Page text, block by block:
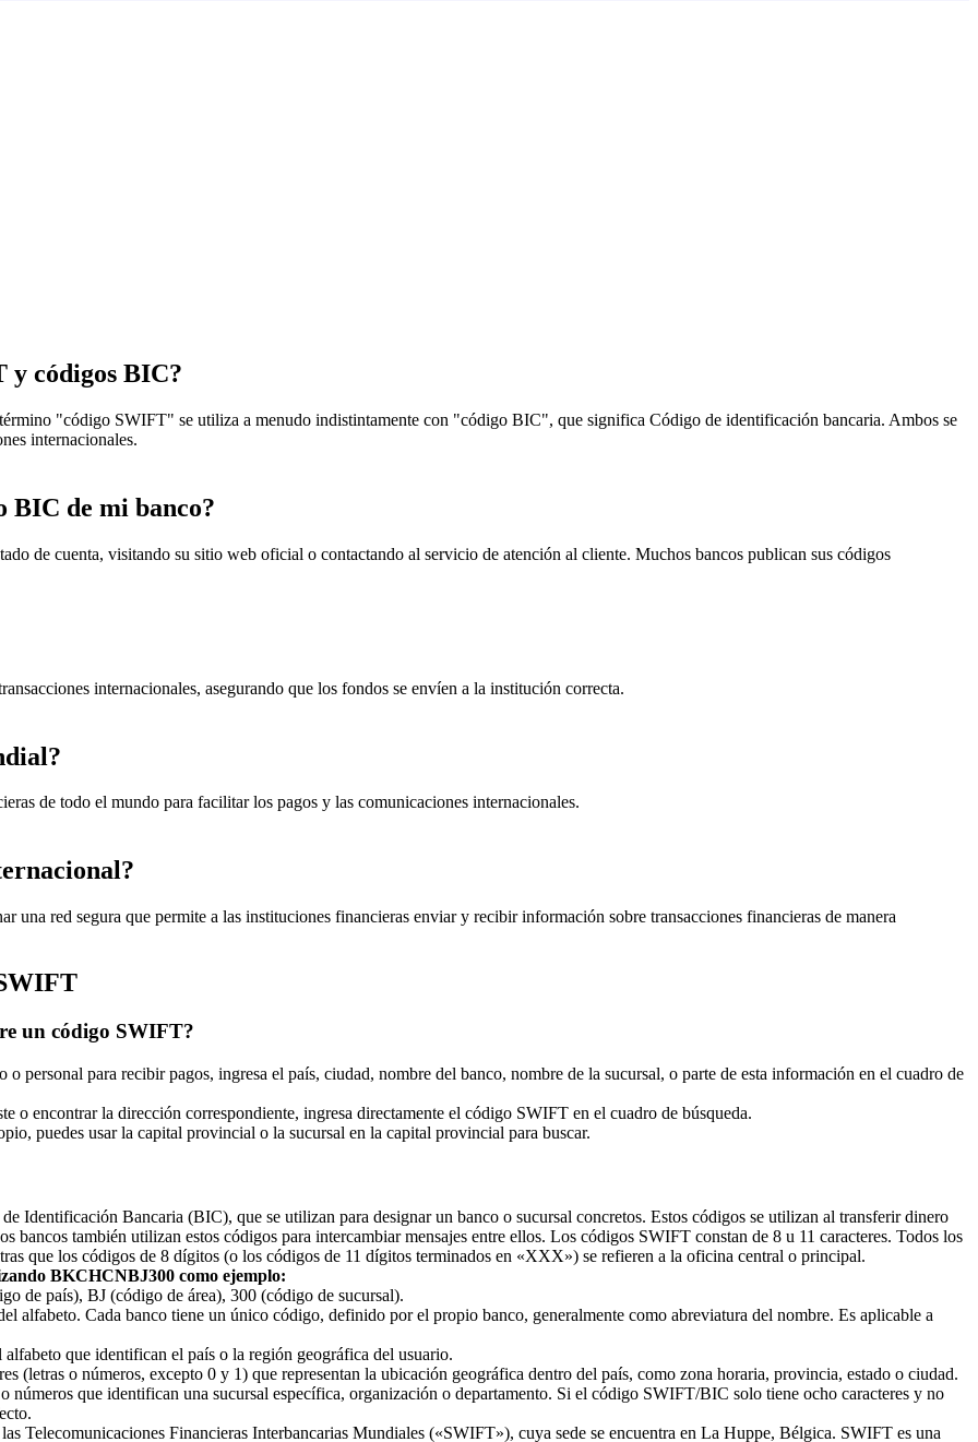
y códigos BIC?
"código SWIFT" se utiliza a menudo indistintamente con "código BIC", que significa Código de identificación bancaria. Ambos se
internacionales.
BIC de mi banco?
de cuenta, visitando su sitio web oficial o contactando al servicio de atención al cliente. Muchos bancos publican sus códigos
internacionales, asegurando que los fondos se envíen a la institución correcta.
de todo el mundo para facilitar los pagos y las comunicaciones internacionales.
una red segura que permite a las instituciones financieras enviar y recibir información sobre transacciones financieras de manera
un código SWIFT?
personal para recibir pagos, ingresa el país, ciudad, nombre del banco, nombre de la sucursal, o parte de esta información en el cuadro de
o encontrar la dirección correspondiente, ingresa directamente el código SWIFT en el cuadro de búsqueda.
puedes usar la capital provincial o la sucursal en la capital provincial para buscar.
Identificación Bancaria (BIC), que se utilizan para designar un banco o sucursal concretos. Estos códigos se utilizan al transferir dinero
bancos también utilizan estos códigos para intercambiar mensajes entre ellos. Los códigos SWIFT constan de 8 u 11 caracteres. Todos los
que los códigos de 8 dígitos (o los códigos de 11 dígitos terminados en «XXX») se refieren a la oficina central o principal.
BKCHCNBJ300 como ejemplo:
país), BJ (código de área), 300 (código de sucursal).
alfabeto. Cada banco tiene un único código, definido por el propio banco, generalmente como abreviatura del nombre. Es aplicable a
alfabeto que identifican el país o la región geográfica del usuario.
(letras o números, excepto 0 y 1) que representan la ubicación geográfica dentro del país, como zona horaria, provincia, estado o ciudad.
números que identifican una sucursal específica, organización o departamento. Si el código SWIFT/BIC solo tiene ocho caracteres y no
Telecomunicaciones Financieras Interbancarias Mundiales («SWIFT»), cuya sede se encuentra en La Huppe, Bélgica. SWIFT es una